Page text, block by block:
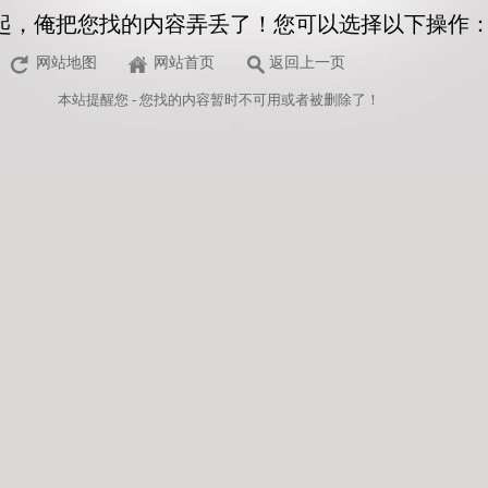
，俺把您找的内容弄丢了！您可以选择以下操作
网站地图 网站首页 返回上一页
本站提醒您 - 您找的内容暂时不可用或者被删除了！